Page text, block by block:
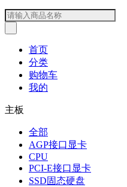
首页
分类
购物车
我的
主板
全部
AGP接口显卡
CPU
PCI-E接口显卡
SSD固态硬盘